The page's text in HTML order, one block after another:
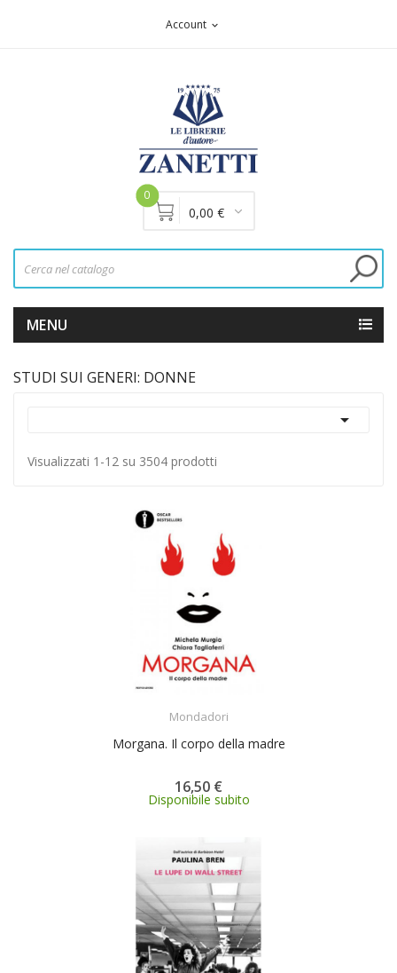
Account expand_more
0
0,00 €
MENU
STUDI SUI GENERI: DONNE

Visualizzati 1-12 su 3504 prodotti
Mondadori
Morgana. Il corpo della madre
16,50 €
Disponibile subito